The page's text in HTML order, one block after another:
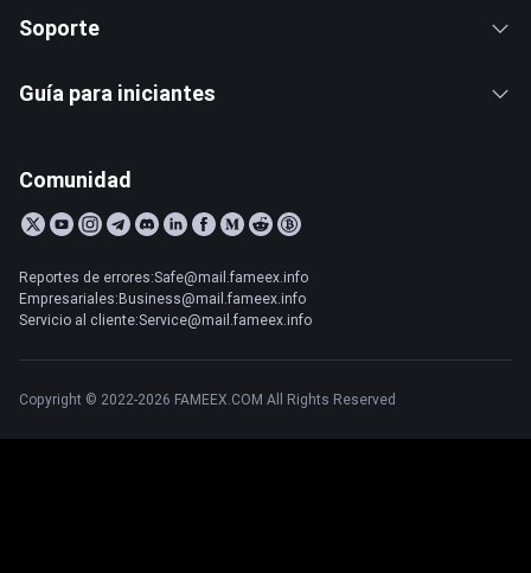
Soporte
Guía para iniciantes
Comunidad
Reportes de errores:Safe@mail.fameex.info
Empresariales:Business@mail.fameex.info
Servicio al cliente:Service@mail.fameex.info
Copyright © 2022-2026 FAMEEX.COM All Rights Reserved